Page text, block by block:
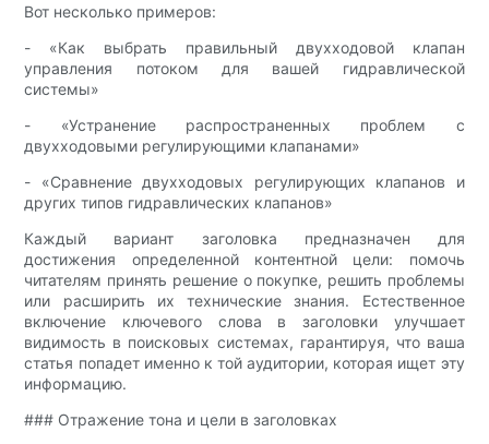
Вот несколько примеров:
- «Как выбрать правильный двухходовой клапан
управления потоком для вашей гидравлической
системы»
- «Устранение распространенных проблем с
двухходовыми регулирующими клапанами»
- «Сравнение двухходовых регулирующих клапанов и
других типов гидравлических клапанов»
Каждый вариант заголовка предназначен для
достижения определенной контентной цели: помочь
читателям принять решение о покупке, решить проблемы
или расширить их технические знания. Естественное
включение ключевого слова в заголовки улучшает
видимость в поисковых системах, гарантируя, что ваша
статья попадет именно к той аудитории, которая ищет эту
информацию.
### Отражение тона и цели в заголовках